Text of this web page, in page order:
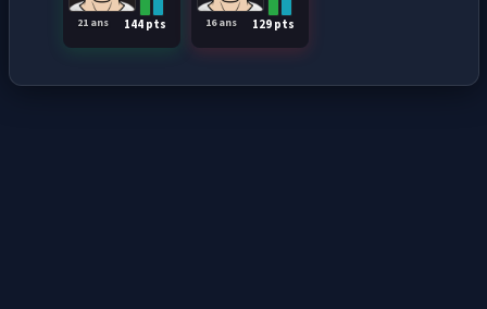
144 pts
21 ans 129 pts
16 ans